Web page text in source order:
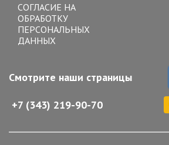
СОГЛАСИЕ НА
ОБРАБОТКУ
ПЕРСОНАЛЬНЫХ
ДАННЫХ
Смотрите наши страницы
+7 (343) 219-90-70